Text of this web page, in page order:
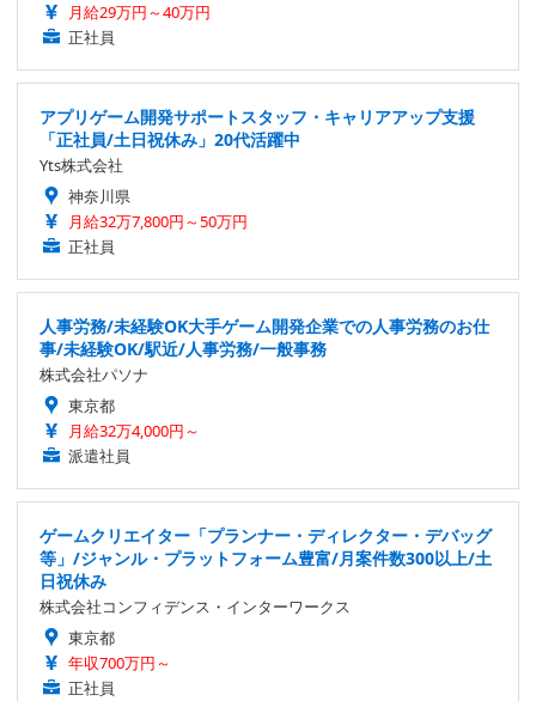
月給29万円～40万円
正社員
アプリゲーム開発サポートスタッフ・キャリアアップ支援
「正社員/土日祝休み」20代活躍中
Yts株式会社
神奈川県
月給32万7,800円～50万円
正社員
人事労務/未経験OK大手ゲーム開発企業での人事労務のお仕
事/未経験OK/駅近/人事労務/一般事務
株式会社パソナ
東京都
月給32万4,000円～
派遣社員
ゲームクリエイター「プランナー・ディレクター・デバッグ
等」/ジャンル・プラットフォーム豊富/月案件数300以上/土
日祝休み
株式会社コンフィデンス・インターワークス
東京都
年収700万円～
正社員